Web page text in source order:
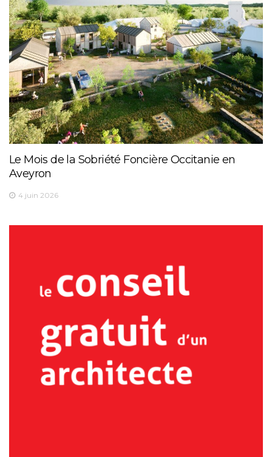
Le Mois de la Sobriété Foncière Occitanie en
Aveyron
4 juin 2026